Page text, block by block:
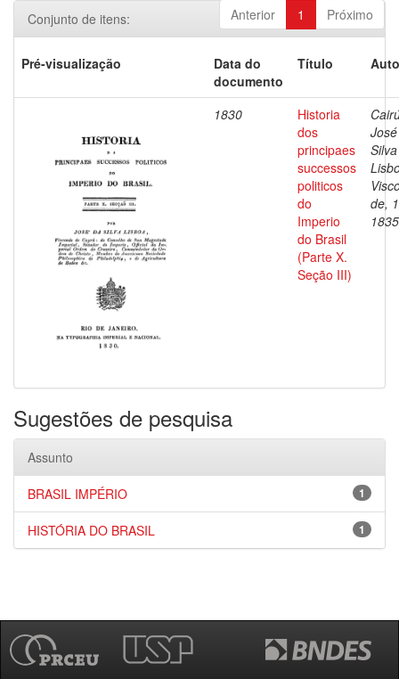
Anterior 1 Próximo
Conjunto de itens:
Pré-visualização
Data do
documento
Título
1830
Historia
dos
principaes
successos
politicos
do
Imperio
do Brasil
(Parte X.
Seção III)
Silva
de,
1835
Sugestões de pesquisa
Assunto
1
BRASIL IMPÉRIO
1
HISTÓRIA DO BRASIL